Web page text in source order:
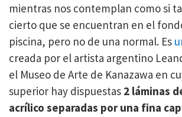
mientras nos contemplan como si
cierto que se encuentran en el
piscina, pero no de una normal. Es
creada por el artista argentino
el Museo de Arte de Kanazawa en
superior hay dispuestas 2 láminas
acrílico separadas por una fina